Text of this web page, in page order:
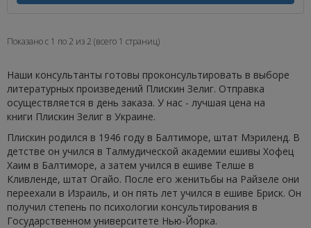
Показано с 1 по 2 из 2 (всего 1 страниц)
Наши консультанты готовы проконсультировать в выборе
литературных произведений Плискин Зелиг. Отправка
осуществляется в день заказа. У нас - лучшая цена на
книги Плискин Зелиг в Украине.
Плискин родился в 1946 году в Балтиморе, штат Мэриленд. В
детстве он учился в Талмудической академии ешивы Хофец
Хаим в Балтиморе, а затем учился в ешиве Телше в
Кливленде, штат Огайо. После его женитьбы на Райзеле они
переехали в Израиль, и он пять лет учился в ешиве Бриск. Он
получил степень по психологии консультирования в
Государственном университете Нью-Йорка.